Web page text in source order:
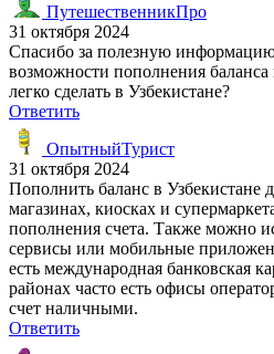
ПутешественникПро
31 октября 2024
Спасибо за полезную
возможности пополнения баланса
легко сделать в Узбекистане?
Ответить
ОпытныйТурист
31 октября 2024
Пополнить баланс в Узбекистане
магазинах, киосках и
пополнения счета. Также можно
сервисы или мобильные
есть международная банковская
районах часто есть офисы
счет наличными.
Ответить